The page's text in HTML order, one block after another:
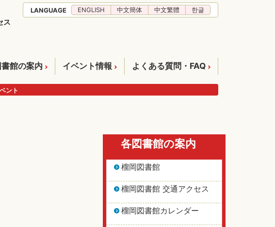
ス
LANGUAGE ENGLISH 中文簡体 中文繁體 한글
館の案内 イベント情報 よくある質問・FAQ
ント
各図書館の案内
榴岡図書館
榴岡図書館 交通アクセス
榴岡図書館カレンダー